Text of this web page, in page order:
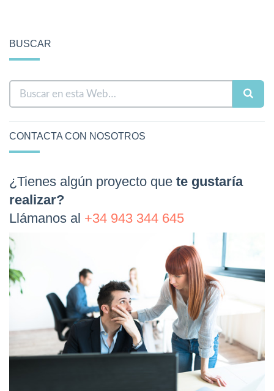
BUSCAR
CONTACTA CON NOSOTROS
¿Tienes algún proyecto que te gustaría
realizar?
Llámanos al +34 943 344 645